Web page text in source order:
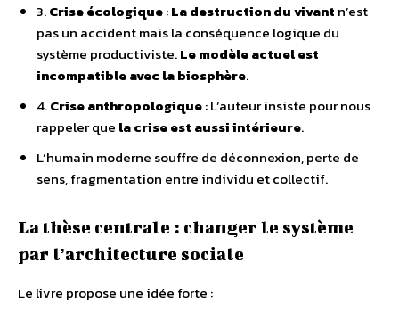
3.Crise écologique:La destruction du vivant n’est
pas un accident mais la conséquence logique du
système productiviste.Le modèle actuel est
incompatible avec la biosphère.
4.Crise anthropologique: L’auteur insiste pour nous
rappeler que la crise est aussi intérieure.
L’humain moderne souffre de déconnexion, perte de
sens, fragmentation entre individu et collectif.
La thèse centrale : changer le système
par l’architecture sociale
Le livre propose une idée forte :